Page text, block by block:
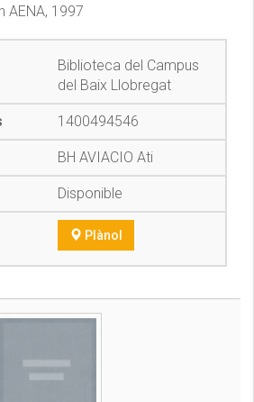
AENA, 1997
Biblioteca del Campus
del Baix Llobregat
1400494546
BH AVIACIO Ati
Disponible
Plànol